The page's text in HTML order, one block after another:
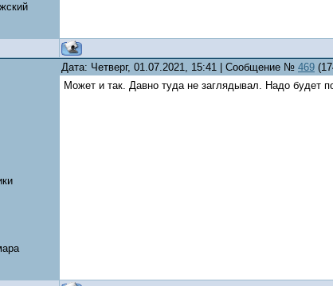
Дата: Четверг, 01.07.2021, 15:41 | Сообщение № 469
Может и так. Давно туда не заглядывал. Надо будет